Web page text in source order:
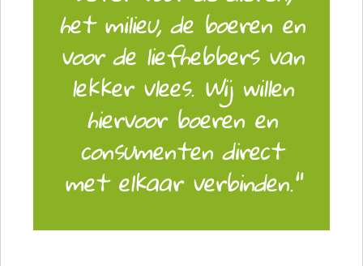
het milieu, de boeren en
voor de liefhebbers van
lekker vlees. Wij willen
hiervoor boeren en
consumenten direct
met elkaar verbinden."